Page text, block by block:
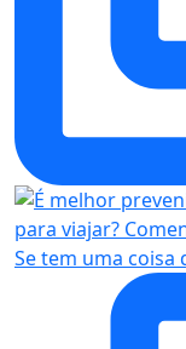
Se tem uma coisa